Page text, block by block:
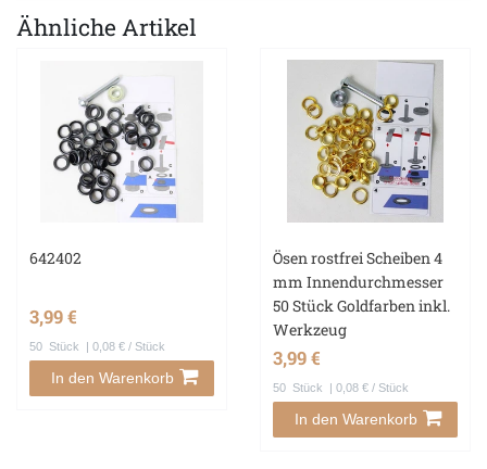
Ähnliche Artikel
642402
3,99 €
50 Stück | 0,08 € / Stück
In den Warenkorb
Ösen rostfrei Scheiben 4
mm Innendurchmesser
50 Stück Goldfarben inkl.
Werkzeug
3,99 €
50 Stück | 0,08 € / Stück
In den Warenkorb